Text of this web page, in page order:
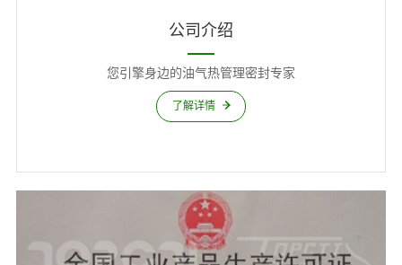
公司介绍
您引擎身边的油气热管理密封专家
了解详情